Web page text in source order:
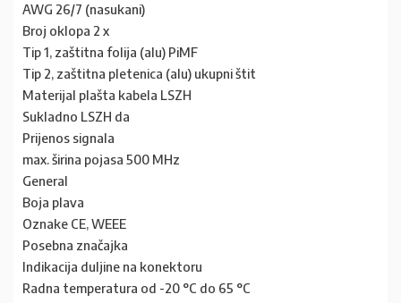
AWG 26/7 (nasukani)
Broj oklopa 2 x
Tip 1, zaštitna folija (alu) PiMF
Tip 2, zaštitna pletenica (alu) ukupni štit
Materijal plašta kabela LSZH
Sukladno LSZH da
Prijenos signala
max. širina pojasa 500 MHz
General
Boja plava
Oznake CE, WEEE
Posebna značajka
Indikacija duljine na konektoru
Radna temperatura od -20 °C do 65 °C